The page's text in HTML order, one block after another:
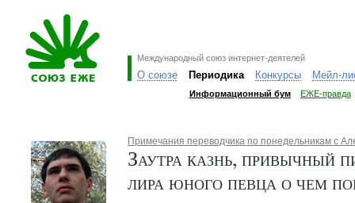
Международный союз интернет-деятелей
О союзе Периодика Конкурсы Мейл-
Информационный бум ЕЖЕ-правда
Примечания переводчика по понедельникам с
Заутра казнь, привычный
лира юного певца о чем